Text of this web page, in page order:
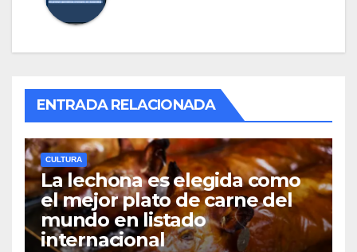
ENTRADA RELACIONADA
CULTURA
La lechona es elegida como
el mejor plato de carne del
mundo en listado
internacional